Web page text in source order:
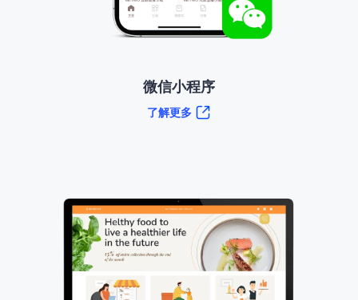
微信小程序
了解更多